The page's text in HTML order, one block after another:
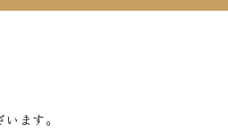
ます。